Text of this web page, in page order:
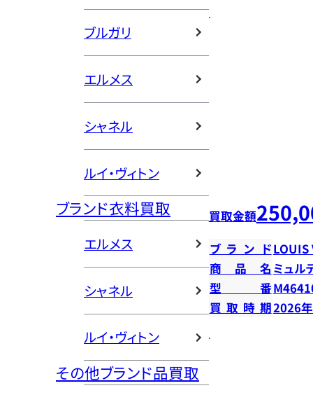
ブルガリ
エルメス
シャネル
ルイ・ヴィトン
ブランド衣料買取
エルメス
シャネル
ルイ・ヴィトン
その他ブランド品買取
買取金額
ブランドLOUIS
商品名 ミュル
型番
買取時期2026